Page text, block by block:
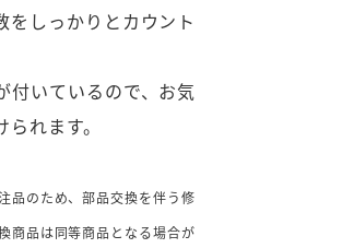
をしっかりとカウント
付いているので、お気
れます。
品のため、部品交換を伴う修
商品は同等商品となる場合が